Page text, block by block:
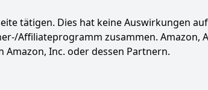
tätigen. Dies hat keine Auswirkungen
Affiliateprogramm zusammen. Amazon,
Amazon, Inc. oder dessen Partnern.